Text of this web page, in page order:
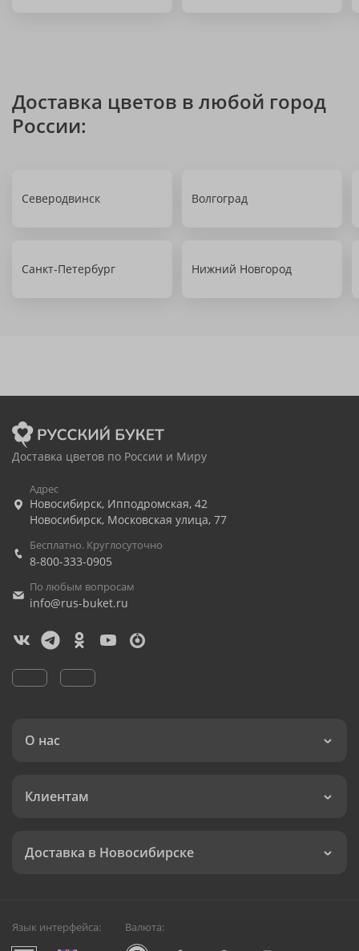
Доставка цветов в любой город
России:
Северодвинск Волгоград
Санкт-Петербург Нижний Новгород
Доставка цветов по России и Миру
Адрес
Новосибирск, Ипподромская, 42
Новосибирск, Московская улица, 77
Бесплатно. Круглосуточно
8-800-333-0905
По любым вопросам
info@rus-buket.ru
О нас
Клиентам
Доставка в Новосибирске
Язык интерфейса: Валюта: